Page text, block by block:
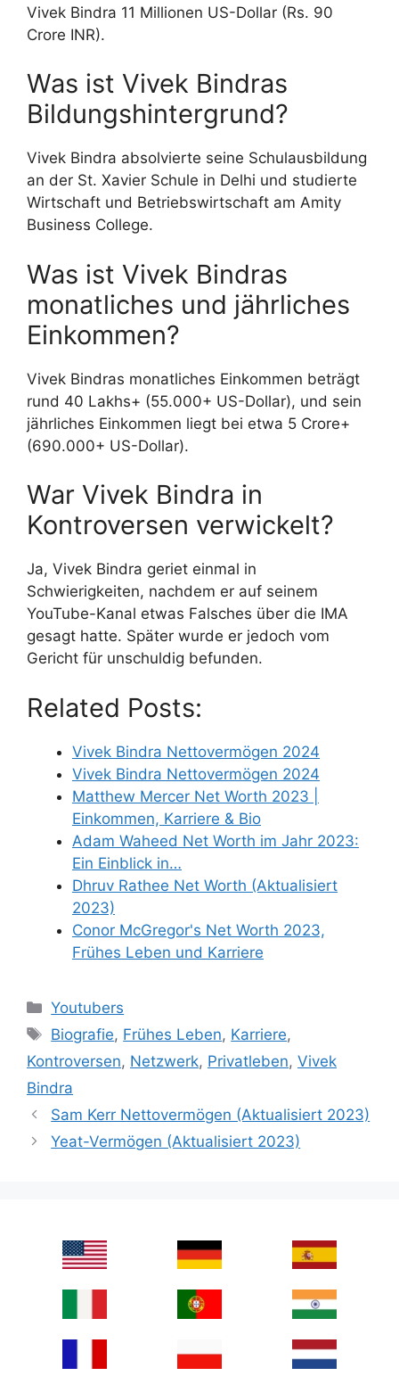
Vivek Bindra 11 Millionen US-Dollar (Rs. 90
Crore INR).
Was ist Vivek Bindras
Bildungshintergrund?
Vivek Bindra absolvierte seine Schulausbildung
an der St. Xavier Schule in Delhi und studierte
Wirtschaft und Betriebswirtschaft am Amity
Business College.
Was ist Vivek Bindras
monatliches und jährliches
Einkommen?
Vivek Bindras monatliches Einkommen beträgt
rund 40 Lakhs+ (55.000+ US-Dollar), und sein
jährliches Einkommen liegt bei etwa 5 Crore+
(690.000+ US-Dollar).
War Vivek Bindra in
Kontroversen verwickelt?
Ja, Vivek Bindra geriet einmal in
Schwierigkeiten, nachdem er auf seinem
YouTube-Kanal etwas Falsches über die IMA
gesagt hatte. Später wurde er jedoch vom
Gericht für unschuldig befunden.
Related Posts:
Vivek Bindra Nettovermögen 2024
Vivek Bindra Nettovermögen 2024
Matthew Mercer Net Worth 2023 |
Einkommen, Karriere & Bio
Adam Waheed Net Worth im Jahr 2023:
Ein Einblick in…
Dhruv Rathee Net Worth (Aktualisiert
2023)
Conor McGregor's Net Worth 2023,
Frühes Leben und Karriere
Categories
Youtubers
Tags
Biografie, Frühes Leben, Karriere,
Kontroversen, Netzwerk, Privatleben, Vivek
Bindra
Sam Kerr Nettovermögen (Aktualisiert 2023)
Yeat-Vermögen (Aktualisiert 2023)